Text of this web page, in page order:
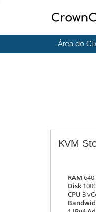
Área do
KVM
RAM 640
Disk
CPU 3